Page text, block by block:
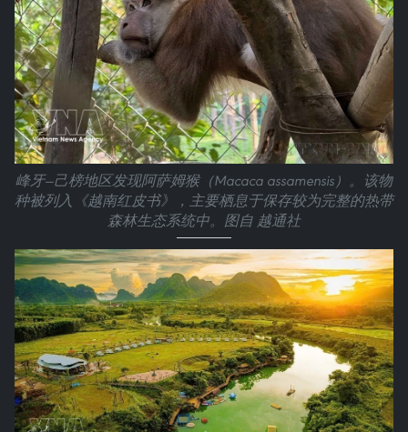
峰牙—己榜地区发现阿萨姆猴（Macaca assamensis）。该物
种被列入《越南红皮书》，主要栖息于保存较为完整的热带
森林生态系统中。图自 越通社